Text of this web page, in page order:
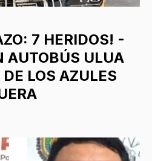
7 HERIDOS! -
AUTOBÚS ULUA
LOS AZULES